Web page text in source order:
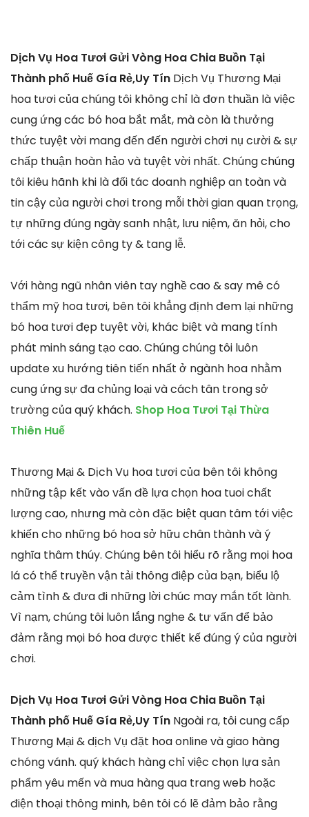
Dịch Vụ Hoa Tươi Gửi Vòng Hoa Chia Buồn Tại
Thành phố Huế Gía Rẻ,Uy Tín Dịch Vụ Thương Mại
hoa tươi của chúng tôi không chỉ là đơn thuần là việc
cung ứng các bó hoa bắt mắt, mà còn là thưởng
thức tuyệt vời mang đến đến người chơi nụ cười & sự
chấp thuận hoàn hảo và tuyệt vời nhất. Chúng chúng
tôi kiêu hãnh khi là đối tác doanh nghiệp an toàn và
tin cậy của người chơi trong mỗi thời gian quan trọng,
tự những đúng ngày sanh nhật, lưu niệm, ăn hỏi, cho
tới các sự kiện công ty & tang lễ.
Với hàng ngũ nhân viên tay nghề cao & say mê có
thẩm mỹ hoa tươi, bên tôi khẳng định đem lại những
bó hoa tươi đẹp tuyệt vời, khác biệt và mang tính
phát minh sáng tạo cao. Chúng chúng tôi luôn
update xu hướng tiên tiến nhất ở ngành hoa nhằm
cung ứng sự đa chủng loại và cách tân trong sở
trường của quý khách. Shop Hoa Tươi Tại Thừa
Thiên Huế
Thương Mại & Dịch Vụ hoa tươi của bên tôi không
những tập kết vào vấn đề lựa chọn hoa tuoi chất
lượng cao, nhưng mà còn đặc biệt quan tâm tới việc
khiến cho những bó hoa sở hữu chân thành và ý
nghĩa thâm thúy. Chúng bên tôi hiểu rõ rằng mọi hoa
lá có thể truyền vận tải thông điệp của bạn, biểu lộ
cảm tình & đưa đi những lời chúc may mắn tốt lành.
Vì nạm, chúng tôi luôn lắng nghe & tư vấn để bảo
đảm rằng mọi bó hoa được thiết kế đúng ý của người
chơi.
Dịch Vụ Hoa Tươi Gửi Vòng Hoa Chia Buồn Tại
Thành phố Huế Gía Rẻ,Uy Tín Ngoài ra, tôi cung cấp
Thương Mại & dịch Vụ đặt hoa online và giao hàng
chóng vánh. quý khách hàng chỉ việc chọn lựa sản
phẩm yêu mến và mua hàng qua trang web hoặc
điện thoại thông minh, bên tôi có lẽ đảm bảo rằng